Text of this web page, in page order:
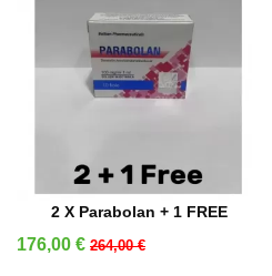
AÑADIR A LA CESTA
2 X Parabolan + 1 FREE
Precio
176,00 € Precio base
264,00 €